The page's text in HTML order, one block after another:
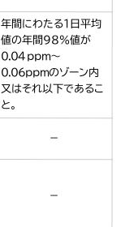
年間にわたる1日平均
値の年間９８％値が
0.04ppm～
0.06ppmのゾーン内
又はそれ以下であるこ
と。
－
－